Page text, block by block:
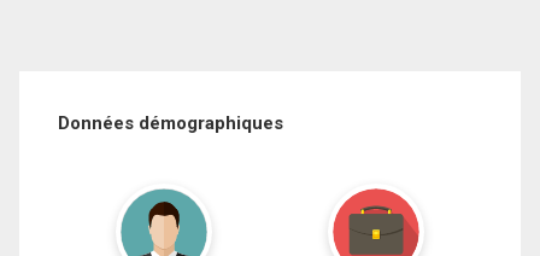
Données démographiques